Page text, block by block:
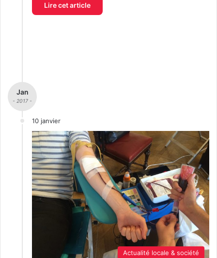
Lire cet article
Jan
- 2017 -
10 janvier
Actualité locale & société